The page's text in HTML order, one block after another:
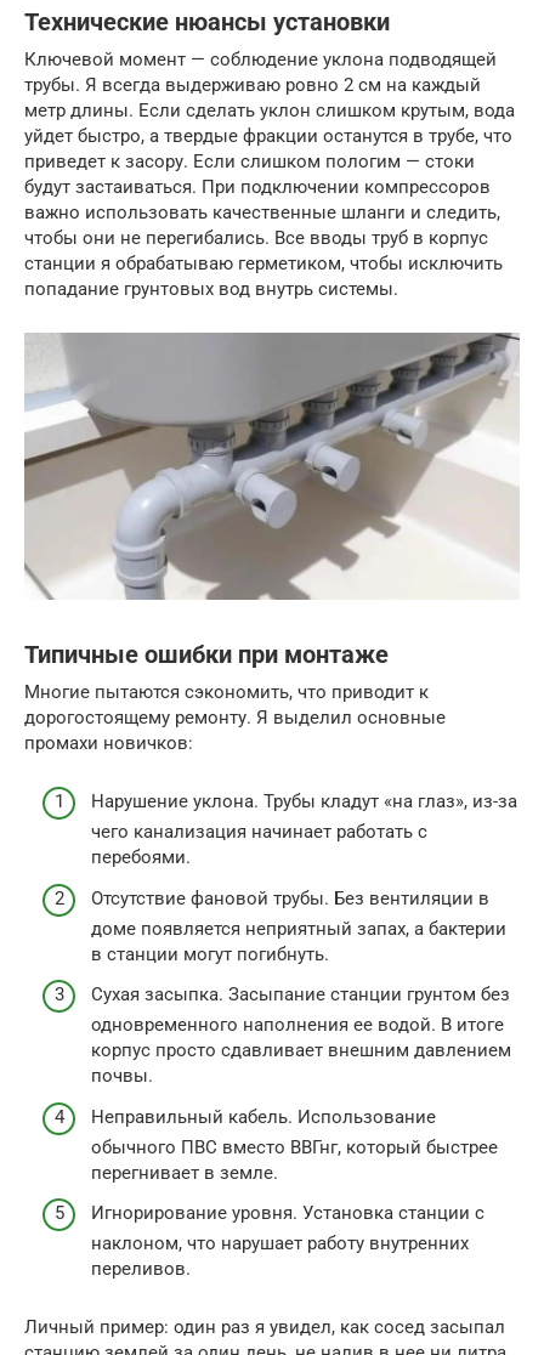
Технические нюансы установки
Ключевой момент — соблюдение уклона подводящей
трубы. Я всегда выдерживаю ровно 2 см на каждый
метр длины. Если сделать уклон слишком крутым, вода
уйдет быстро, а твердые фракции останутся в трубе, что
приведет к засору. Если слишком пологим — стоки
будут застаиваться. При подключении компрессоров
важно использовать качественные шланги и следить,
чтобы они не перегибались. Все вводы труб в корпус
станции я обрабатываю герметиком, чтобы исключить
попадание грунтовых вод внутрь системы.
Типичные ошибки при монтаже
Многие пытаются сэкономить, что приводит к
дорогостоящему ремонту. Я выделил основные
промахи новичков:
Нарушение уклона. Трубы кладут «на глаз», из-за
чего канализация начинает работать с
перебоями.
Отсутствие фановой трубы. Без вентиляции в
доме появляется неприятный запах, а бактерии
в станции могут погибнуть.
Сухая засыпка. Засыпание станции грунтом без
одновременного наполнения ее водой. В итоге
корпус просто сдавливает внешним давлением
почвы.
Неправильный кабель. Использование
обычного ПВС вместо ВВГнг, который быстрее
перегнивает в земле.
Игнорирование уровня. Установка станции с
наклоном, что нарушает работу внутренних
переливов.
Личный пример: один раз я увидел, как сосед засыпал